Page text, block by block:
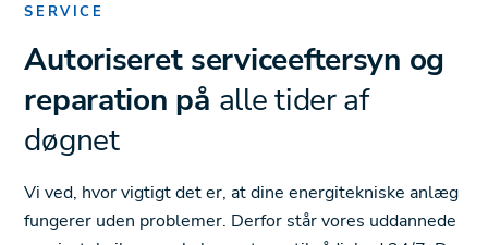
SERVICE
Autoriseret serviceeftersyn og
reparation på alle tider af
døgnet
Vi ved, hvor vigtigt det er, at dine energitekniske anlæg
fungerer uden problemer. Derfor står vores uddannede